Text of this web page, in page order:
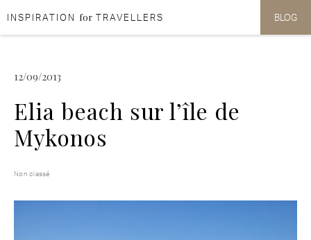
Aller au contenu
Aller au menu
INSPIRATION for TRAVELLERS BLOG
12/09/2013
Elia beach sur l’île de
Mykonos
Non classé